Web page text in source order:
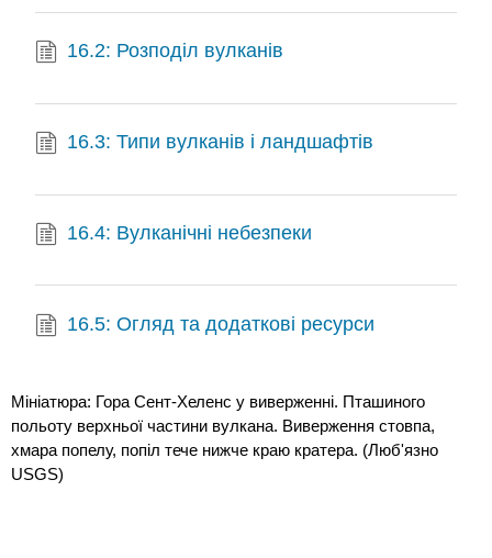
16.2: Розподіл вулканів
16.3: Типи вулканів і ландшафтів
16.4: Вулканічні небезпеки
16.5: Огляд та додаткові ресурси
Мініатюра: Гора Сент-Хеленс у виверженні. Пташиного
польоту верхньої частини вулкана. Виверження стовпа,
хмара попелу, попіл тече нижче краю кратера. (Люб'язно
USGS)